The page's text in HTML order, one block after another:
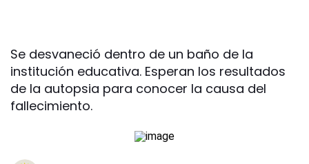
Se desvaneció dentro de un baño de la
institución educativa. Esperan los resultados
de la autopsia para conocer la causa del
fallecimiento.